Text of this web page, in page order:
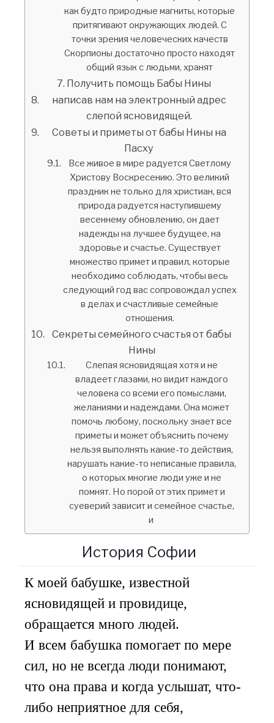
как будто природные магниты, которые
притягивают окружающих людей. С
точки зрения человеческих качеств
Скорпионы достаточно просто находят
общий язык с людьми, хранят
Получить помощь Бабы Нины
написав нам на электронный адрес
слепой ясновидящей.
Советы и приметы от бабы Нины на
Пасху
Все живое в мире радуется Светлому
Христову Воскресению. Это великий
праздник не только для христиан, вся
природа радуется наступившему
весеннему обновлению, он дает
надежды на лучшее будущее, на
здоровье и счастье. Существует
множество примет и правил, которые
необходимо соблюдать, чтобы весь
следующий год вас сопровождал успех
в делах и счастливые семейные
отношения.
Секреты семейного счастья от бабы
Нины
Слепая ясновидящая хотя и не
владеет глазами, но видит каждого
человека со всеми его помыслами,
желаниями и надеждами. Она может
помочь любому, поскольку знает все
приметы и может объяснить почему
нельзя выполнять какие-то действия,
нарушать какие-то неписаные правила,
о которых многие люди уже и не
помнят. Но порой от этих примет и
суеверий зависит и семейное счастье,
и
История Софии
К моей бабушке, известной
ясновидящей и провидице,
обращается много людей.
И всем бабушка помогает по мере
сил, но не всегда люди понимают,
что она права и когда услышат, что-
либо неприятное для себя,